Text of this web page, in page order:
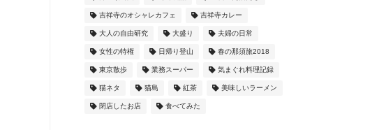
吉祥寺のオシャレカフェ 吉祥寺カレー
大人の自由研究 大盛り 夫婦の日常
女性の特権 日帰り登山 春の那須旅2018
東京散歩 業務スーパー 気まぐれ料理記録
猫ネタ 猫島 紅茶 美味しいラーメン
閉店したお店 食べてみた